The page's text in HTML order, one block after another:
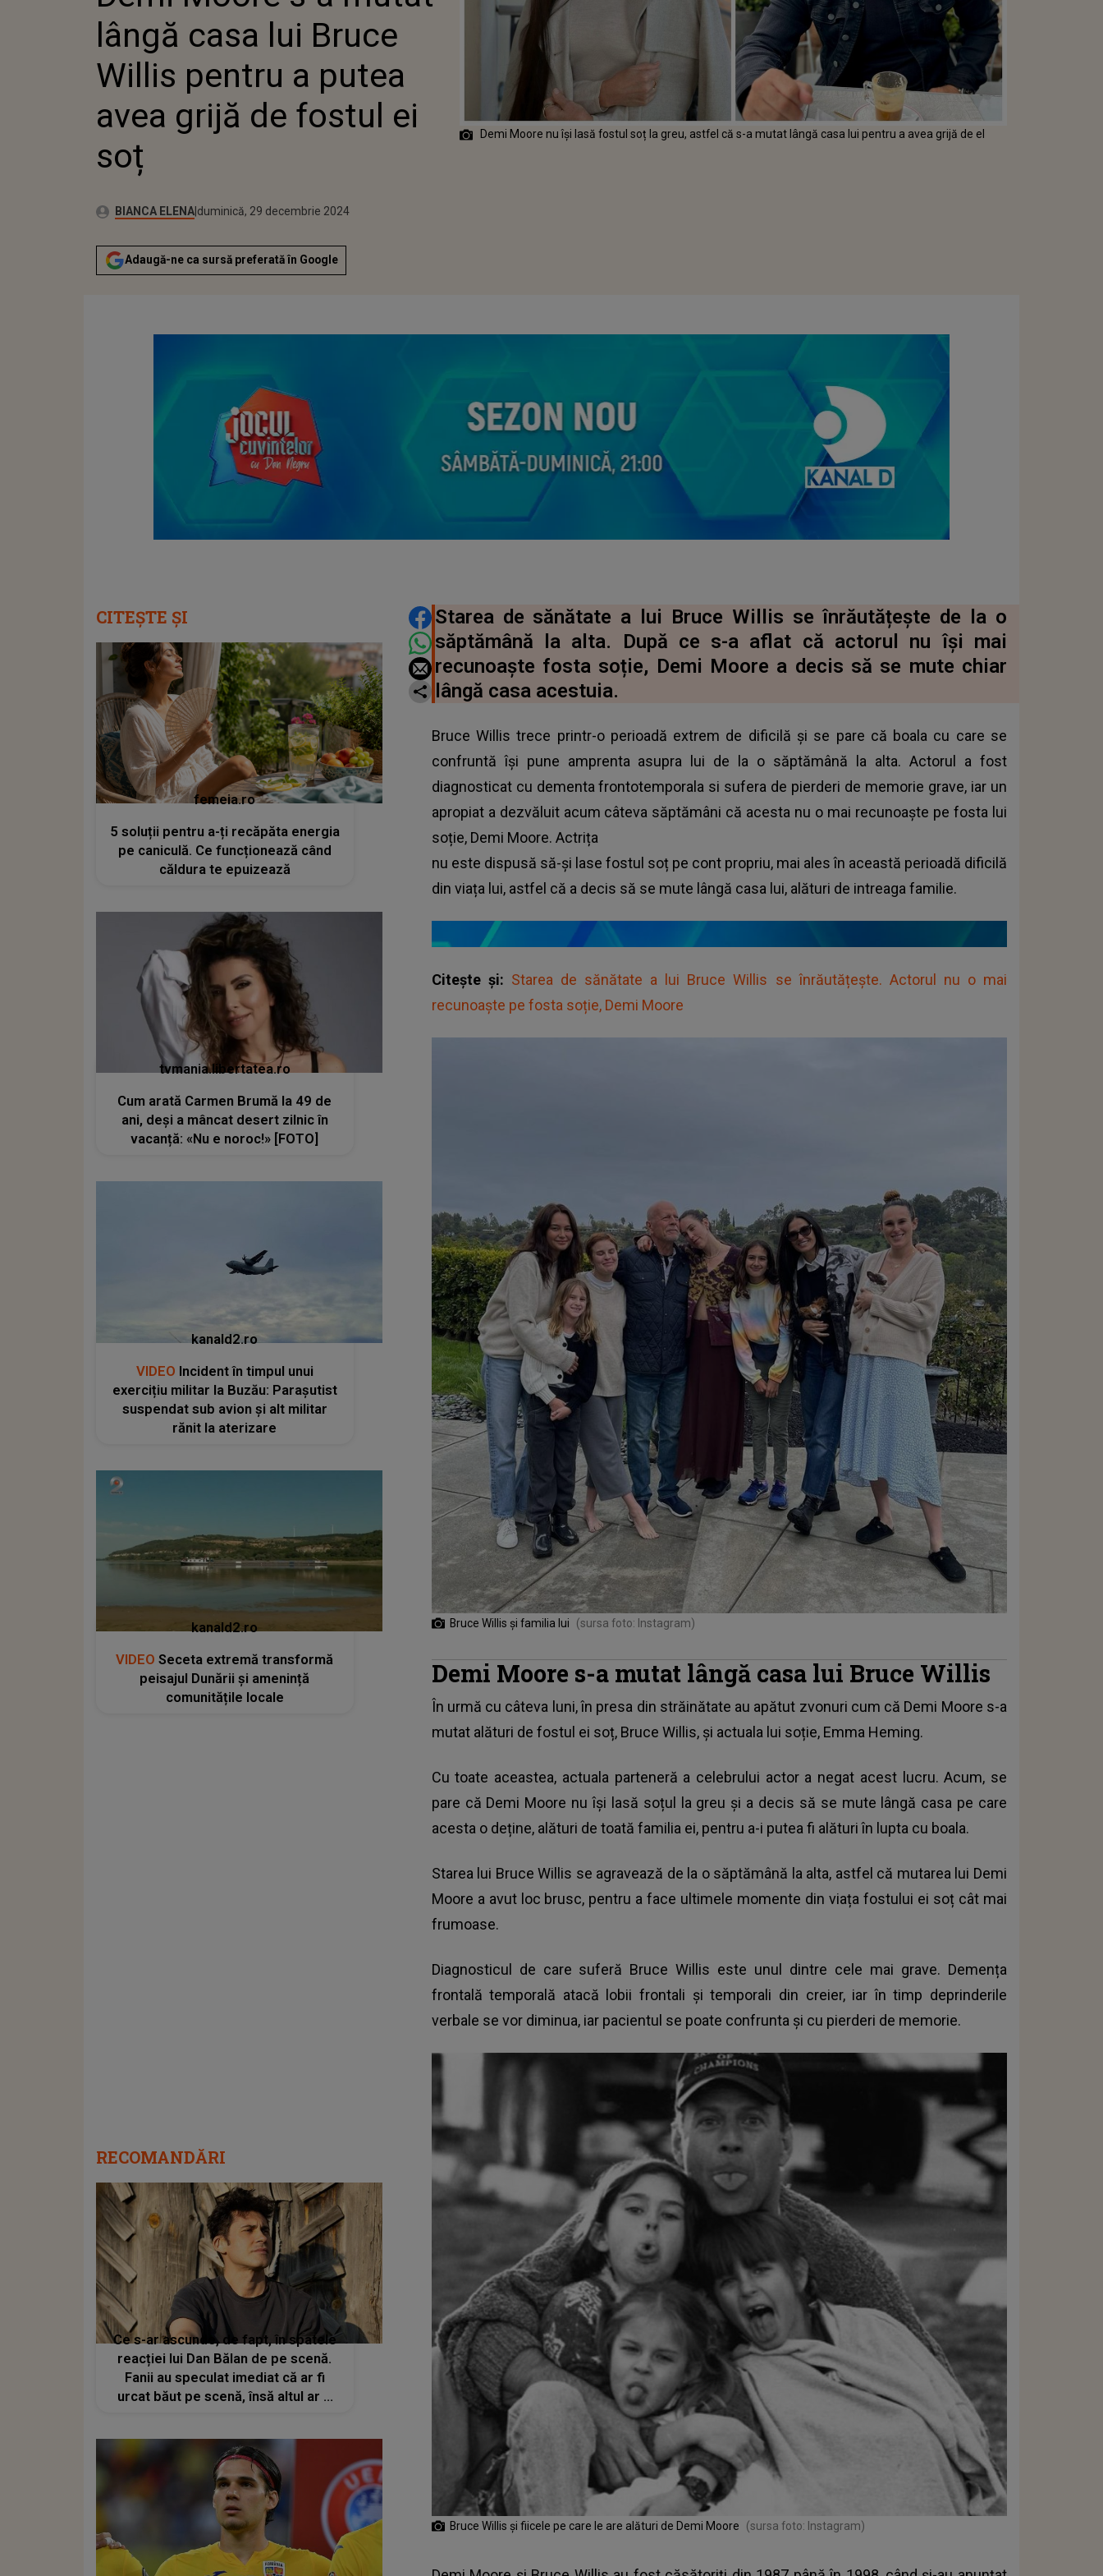
PENTRU A PUTEA AVEA
GRIJĂ DE FOSTUL EI
SOȚ
lângă casa lui Bruce
Willis pentru a putea
avea grijă de fostul ei
soț
Autor:BIANCA ELENAPublicat:
vineri, 5 ianuarie 2024
Actualizat:
duminică, 29 decembrie 2024
Adaugă-ne ca sursă preferată în Google
Demi Moore nu își lasă fostul soț la greu, astfel că s-a mutat lângă casa lui pentru a avea grijă de el
DISTRIBUIE ARTICOLUL
Starea de sănătate a lui Bruce Willis se înrăutățește de la o
săptămână la alta. După ce s-a aflat că actorul nu își mai
recunoaște fosta soție, Demi Moore a decis să se mute chiar
lângă casa acestuia.
Bruce Willis trece printr-o perioadă extrem de dificilă și se pare că boala cu care se
confruntă își pune amprenta asupra lui de la o săptămână la alta. Actorul a fost
diagnosticat cu dementa frontotemporala si sufera de pierderi de memorie grave, iar un
apropiat a dezvăluit acum câteva săptămâni că acesta nu o mai recunoaște pe fosta lui
soție, Demi Moore. Actrița
nu este dispusă să-și lase fostul soț pe cont propriu, mai ales în această perioadă dificilă
din viața lui, astfel că a decis să se mute lângă casa lui, alături de intreaga familie.
Citește și: Starea de sănătate a lui Bruce Willis se înrăutățește. Actorul nu o mai
recunoaște pe fosta soție, Demi Moore
Bruce Willis și familia lui (sursa foto: Instagram)
Demi Moore s-a mutat lângă casa lui Bruce Willis
În urmă cu câteva luni, în presa din străinătate au apătut zvonuri cum că Demi Moore s-a
mutat alături de fostul ei soț, Bruce Willis, și actuala lui soție, Emma Heming.
Cu toate aceastea, actuala parteneră a celebrului actor a negat acest lucru. Acum, se
pare că Demi Moore nu își lasă soțul la greu și a decis să se mute lângă casa pe care
acesta o deține, alături de toată familia ei, pentru a-i putea fi alături în lupta cu boala.
Starea lui Bruce Willis se agravează de la o săptămână la alta, astfel că mutarea lui Demi
Moore a avut loc brusc, pentru a face ultimele momente din viața fostului ei soț cât mai
frumoase.
Diagnosticul de care suferă Bruce Willis este unul dintre cele mai grave. Demența
frontală temporală atacă lobii frontali și temporali din creier, iar în timp deprinderile
verbale se vor diminua, iar pacientul se poate confrunta și cu pierderi de memorie.
Bruce Willis și fiicele pe care le are alături de Demi Moore (sursa foto: Instagram)
CITEȘTE ȘI
femeia.ro
5 soluții pentru a-ți recăpăta energia
pe caniculă. Ce funcționează când
căldura te epuizează
tvmania.libertatea.ro
Cum arată Carmen Brumă la 49 de
ani, deși a mâncat desert zilnic în
vacanță: «Nu e noroc!» [FOTO]
kanald2.ro
VIDEO Incident în timpul unui
exercițiu militar la Buzău: Parașutist
suspendat sub avion și alt militar
rănit la aterizare
kanald2.ro
VIDEO Seceta extremă transformă
peisajul Dunării și amenință
comunitățile locale
RECOMANDĂRI
Ce s-ar ascunde, de fapt, în spatele
reacției lui Dan Bălan de pe scenă.
Fanii au speculat imediat că ar fi
urcat băut pe scenă, însă altul ar fi